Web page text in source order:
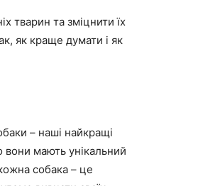
тварин та зміцнити їх
як краще думати і як
– наші найкращі
мають унікальний
собака – це